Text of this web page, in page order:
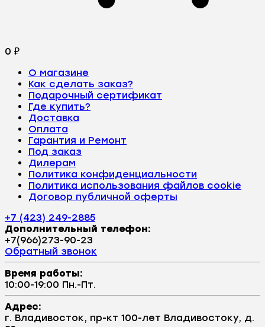
0 ₽
О магазине
Как сделать заказ?
Подарочный сертификат
Где купить?
Доставка
Оплата
Гарантия и Ремонт
Под заказ
Дилерам
Политика конфиденциальности
Политика использования файлов cookie
Договор публичной оферты
+7 (423) 249-2885
Дополнительный телефон:
+7(966)273-90-23
Обратный звонок
Время работы:
10:00-19:00 Пн.-Пт.
Адрес:
г. Владивосток, пр-кт 100-лет Владивостоку, д.